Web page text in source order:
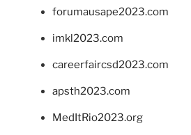
forumausape2023.com
imkl2023.com
careerfaircsd2023.com
apsth2023.com
MedItRio2023.org